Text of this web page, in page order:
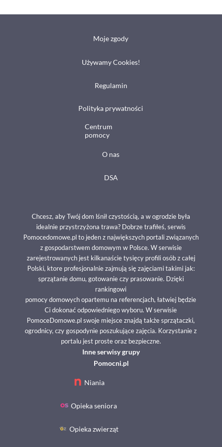
Moje zgody
Używamy Cookies!
Regulamin
Polityka prywatności
Centrum
pomocy
O nas
DSA
Chcesz, aby Twój dom lśnił czystością, a w ogrodzie była
idealnie przystrzyżona trawa? Dobrze trafiłeś, serwis
Pomocedomowe.pl to jeden z największych portali związanych
z gospodarstwem domowym w Polsce. W serwisie
zarejestrowanych jest kilkanaście tysięcy profili osób z całej
Polski, ktore profesjonalnie zajmują się zajęciami takimi jak:
sprzątanie domu, gotowanie czy prasowanie. Dzięki
rankingowi
pomocy domowych opartemu na referencjach, łatwiej będzie
Ci dokonać odpowiedniego wyboru. W serwisie
PomoceDomowe.pl swoje miejsce znajdą także sprzątaczki,
ogrodnicy, czy gospodynie poszukujące zajęcia. Korzystanie z
portalu jest proste oraz bezpieczne.
Niania
Opieka seniora
Opieka zwierząt
Inne serwisy grupy
Pomocni.pl